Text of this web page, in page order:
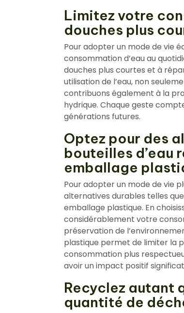
Limitez votre
douches plus
Pour adopter un mode de vie
consommation d’eau au
douches plus courtes et à
utilisation de l’eau, non
contribuons également à la
hydrique. Chaque geste
générations futures.
Optez pour des
bouteilles d’eau
emballage
Pour adopter un mode de vie
alternatives durables telles
emballage plastique. En
considérablement votre
préservation de
plastique permet de limiter la
consommation plus
avoir un impact positif
Recyclez autant
quantité de